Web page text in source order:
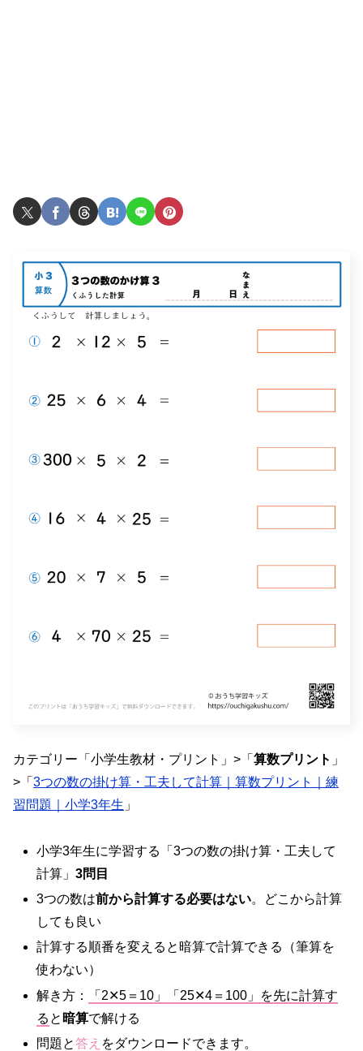
カテゴリー「小学生教材・プリント」>「 算数プリント 」
>「 3つの数の掛け算・工夫して計算｜算数プリント｜練
習問題｜小学3年生 」
小学3年生に学習する「3つの数の掛け算・工夫して
計算」3問目
3つの数は前から計算する必要はない。どこから計算
しても良い
計算する順番を変えると暗算で計算できる（筆算を
使わない）
解き方：
「2✕5＝10」「25✕4＝100」を先に計算す
る と 暗算で解ける
問題と答え をダウンロードできます。